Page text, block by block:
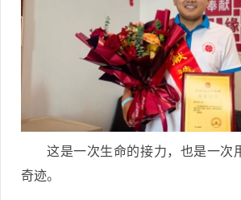
这是一次生命的接力，也是一次
奇迹。